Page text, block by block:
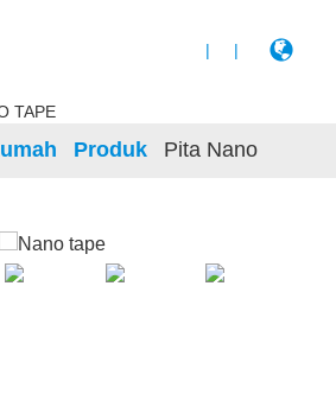
| |
Produk Pita Nano